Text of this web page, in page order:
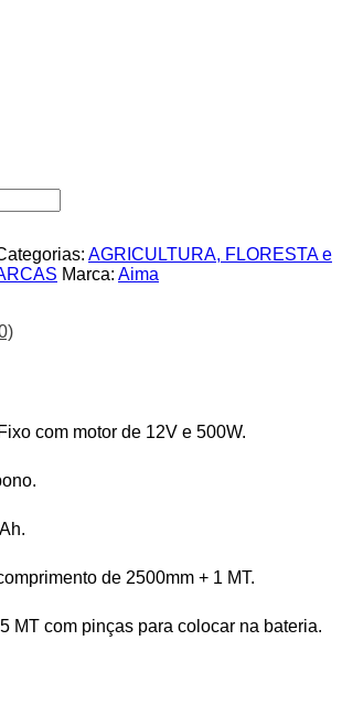
AGRICULTURA, FLORESTA e
Marca: Aima
com motor de 12V e 500W.
de 2500mm + 1 MT.
MT com pinças para colocar na bateria.